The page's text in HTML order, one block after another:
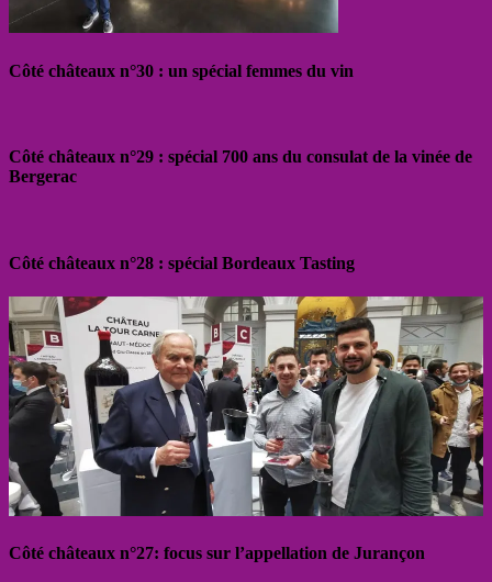
Côté châteaux n°30 : un spécial femmes du vin
Côté châteaux n°29 : spécial 700 ans du consulat de la vinée de
Bergerac
Côté châteaux n°28 : spécial Bordeaux Tasting
Côté châteaux n°27: focus sur l’appellation de Jurançon